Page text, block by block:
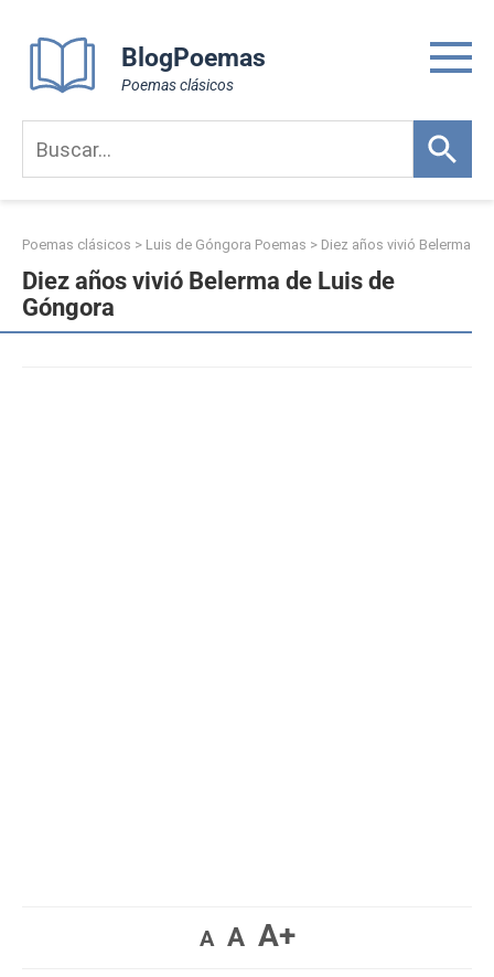
content
BlogPoemas
Poemas clásicos
Poemas clásicos > Luis de Góngora Poemas > Diez años vivió Belerma
Diez años vivió Belerma de Luis de
Góngora
A A A+